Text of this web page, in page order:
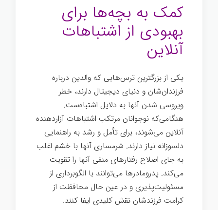
کمک به بچه‌ها برای
بهبودی از اشتباهات
آنلاین
یکی از بزرگترین ترس‌هایی که والدین درباره
فرزندان‌شان و دنیای دیجیتال دارند، خطر
ویروسی شدن آنها به دلایل اشتباه‌ست.
هنگامی‌که نوجوانان مرتکب اشتباهات آزاردهنده
آنلاین می‌شوند، برای تأمل و رشد به راهنمایی
دلسوزانه نیاز دارند. شرمساری آنها با خشم اغلب
به جای اصلاح رفتارهای منفی آنها را تقویت
می‌کند. پدرومادرها می‌توانند با الگوبرداری از
مسئولیت‌پذیری و در عین حال محافظت از
کرامت فرزندشان نقش کلیدی ایفا کنند.